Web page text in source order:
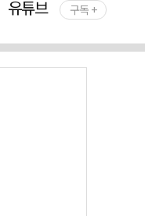
유튜브 구독 +